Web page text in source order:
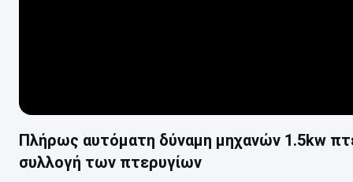
Πλήρως αυτόματη δύναμη μηχανών 1.5kw
συλλογή των πτερυγίων